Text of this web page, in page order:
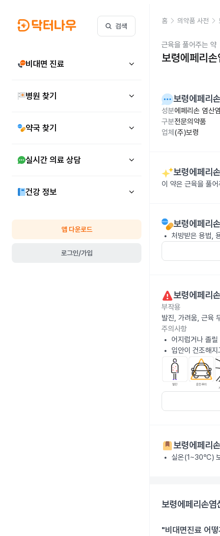
검색
비대면 진료
병원 찾기
약국 찾기
실시간 의료 상담
건강 정보
앱 다운로드
로그인/가입
홈 의약품 사전
근육을 풀어주는 약
보령에페리
보령에페리
성분에페리손 염산
구분전문의약품
업체 (주)보령
보령에페리
이 약은 근육을 풀
보령에페리
처방받은 용법,
보령에페리
부작용
발진, 가려움, 근육
주의사항
어지럽거나 졸
입안이 건조해
보령에페리
실온(1~30℃)
보령에페리손
"비대면진료 어